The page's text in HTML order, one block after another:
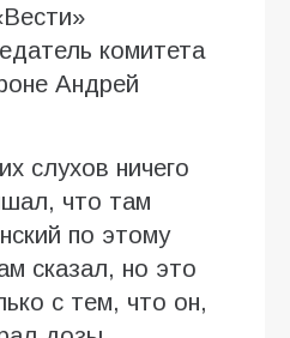
комитета
Андрей
слухов ничего
что там
по этому
сказал, но это
с тем, что он,